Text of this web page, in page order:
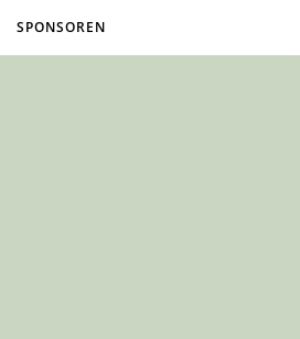
SPONSOREN